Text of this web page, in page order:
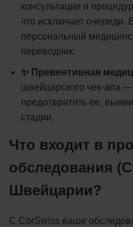
консультации и
что исключает очереди.
персональный
переводчик.
✨ Превентивная
швейцарского чек-апа
предотвратить ее,
стадии.
Что входит в
обследования
Швейцарии?
С CorSwiss ваше